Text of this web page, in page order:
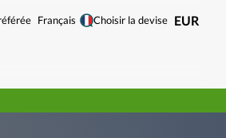
Français Choisir la devise EUR